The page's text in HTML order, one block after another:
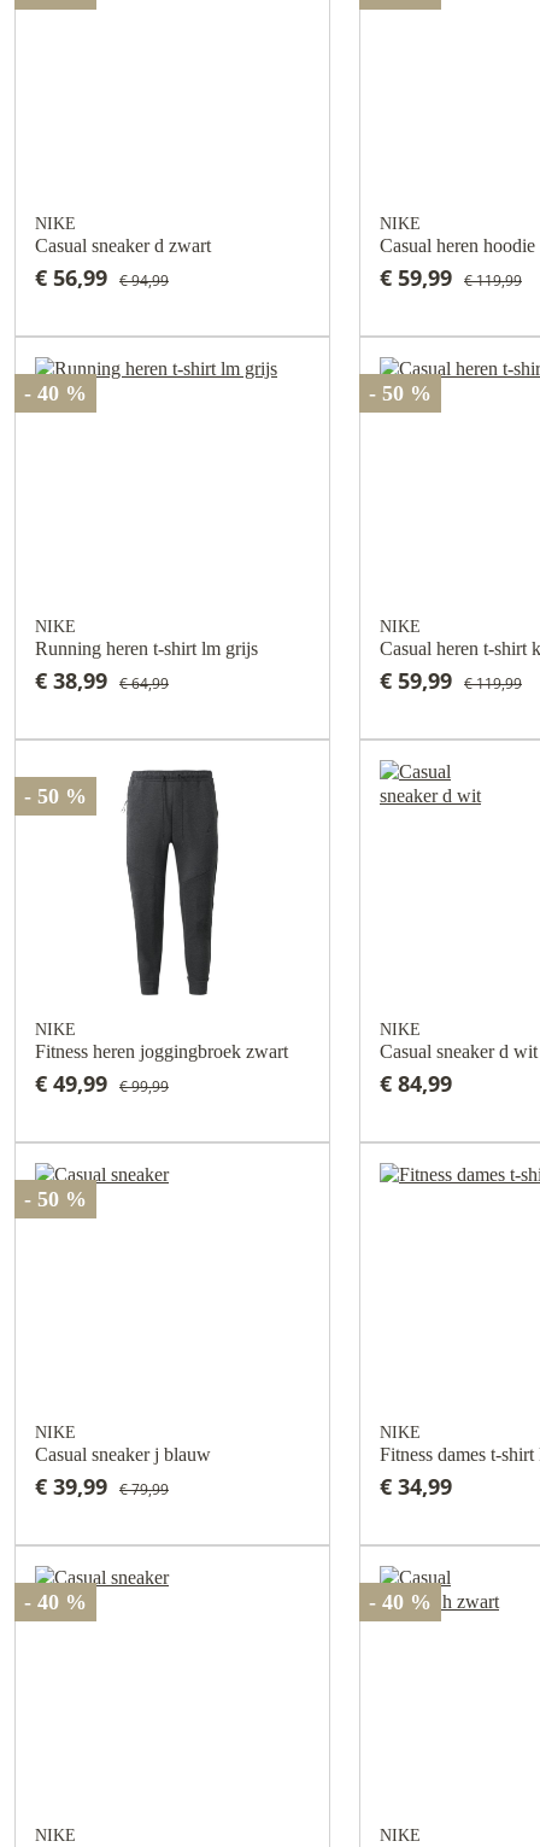
NIKE
Casual sneaker d zwart
€ 56,99 € 94,99
NIKE
Casual heren
€ 59,99 € 119,99
- 40 %
NIKE
Running heren t-shirt lm grijs
€ 38,99 € 64,99
- 50 %
NIKE
Casual heren t-shirt
€ 59,99 € 119,99
- 50 %
NIKE
Fitness heren joggingbroek zwart
€ 49,99 € 99,99
NIKE
Casual sneaker d wit
€ 84,99
- 50 %
NIKE
Casual sneaker j blauw
€ 39,99 € 79,99
NIKE
Fitness dames t-shirt
€ 34,99
- 40 %
NIKE
- 40 %
NIKE